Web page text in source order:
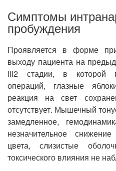
Симптомы
пробуждения
Проявляется в форме
выходу пациента на
III2 стадии, в которой
операций, глазные
реакция на свет
отсутствует. Мышечный
замедленное,
незначительное
цвета, слизистые
токсического влияния не